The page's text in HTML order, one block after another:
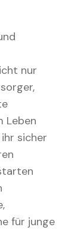
nur
Leben
sicher
für junge